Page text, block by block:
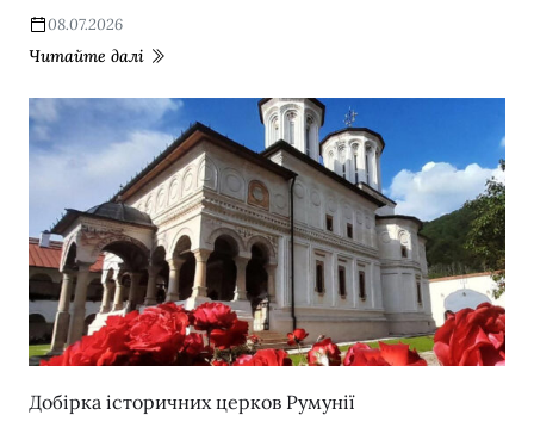
08.07.2026
Читайте далі
Добірка історичних церков Румунії